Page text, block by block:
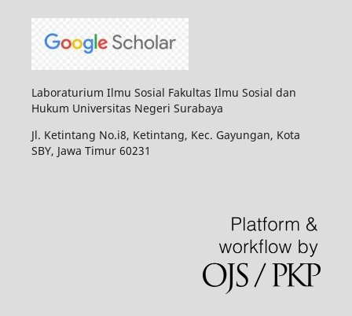
Laboraturium Ilmu Sosial Fakultas Ilmu Sosial dan
Hukum Universitas Negeri Surabaya
Jl. Ketintang No.i8, Ketintang, Kec. Gayungan, Kota
SBY, Jawa Timur 60231